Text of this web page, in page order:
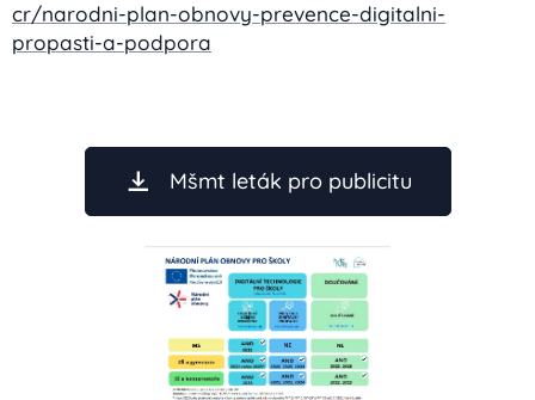
cr/narodni-plan-obnovy-prevence-digitalni-
propasti-a-podpora
Mšmt leták pro publicitu